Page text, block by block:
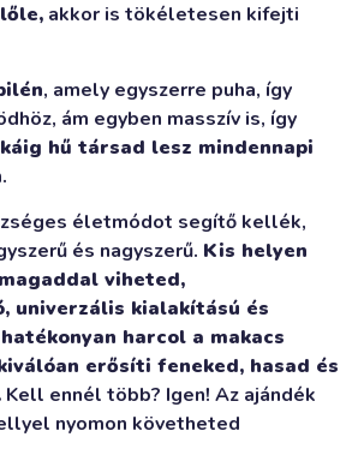
akkor is tökéletesen kifejti
, amely egyszerre puha, így
ám egyben masszív is, így
hű társad lesz mindennapi
.
életmódot segítő kellék,
és nagyszerű. Kis helyen
viheted,
univerzális kialakítású és
harcol a makacs
erősíti feneked, hasad és
Kell ennél több? Igen! Az ajándék
nyomon követheted